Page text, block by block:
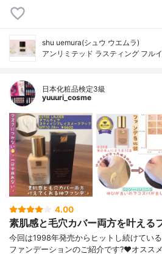
shu uemura(シュウ ウエムラ)
アンリミテッド ラスティング フル
日本化粧品検定3級
yuuuri_cosme
4.00
素肌感と毛穴カバー両方を叶える
今回は1998年発売からヒットし続けてい
ファンデーションのご紹介です?❤︎オスス